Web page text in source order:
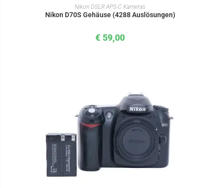
IN DEN WARENKORB
Nikon DSLR APS-C Kameras
Nikon D70S Gehäuse (4288 Auslösungen)
€ 59,00